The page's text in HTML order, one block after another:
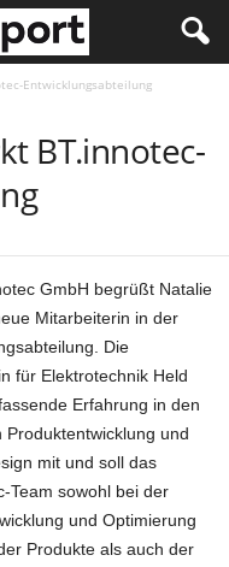
Entwicklungsabteilung
BT.innotec-
GmbH begrüßt Natalie
Mitarbeiterin in der
Die
für Elektrotechnik Held
Erfahrung in den
Produktentwicklung und
mit und soll das
Team sowohl bei der
und Optimierung
Produkte als auch der